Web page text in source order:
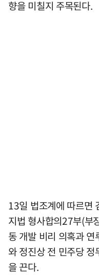
향을 미칠지 주목된다.
13일 법조계에 따르면
지법 형사합의27부(부
동 개발 비리 의혹과
와 정진상 전 민주당
을 끈다.